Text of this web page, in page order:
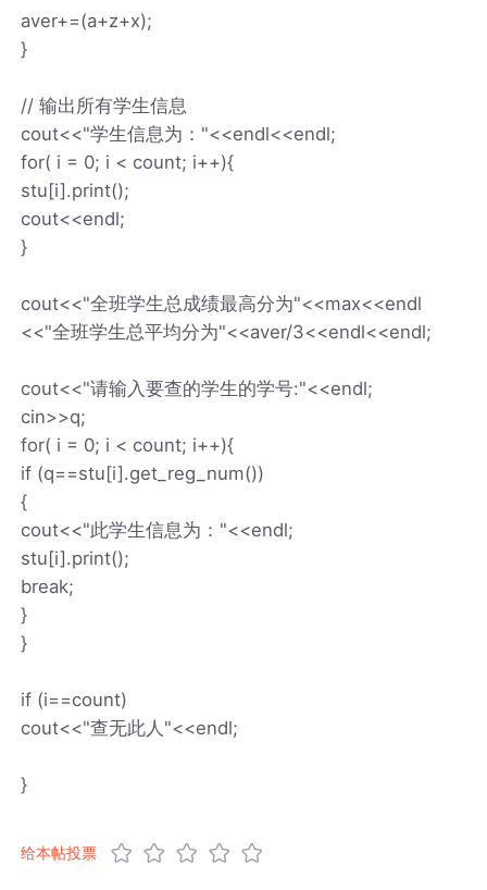
aver+=(a+z+x);
}
// 输出所有学生信息
cout<<"学生信息为："<<endl<<endl;
for( i = 0; i < count; i++){
stu[i].print();
cout<<endl;
}
cout<<"全班学生总成绩最高分为"<<max<<endl
<<"全班学生总平均分为"<<aver/3<<endl<<endl;
cout<<"请输入要查的学生的学号:"<<endl;
cin>>q;
for( i = 0; i < count; i++){
if (q==stu[i].get_reg_num())
{
cout<<"此学生信息为："<<endl;
stu[i].print();
break;
}
}
if (i==count)
cout<<"查无此人"<<endl;
}
给本帖投票